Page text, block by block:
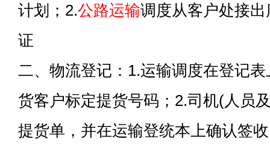
计划；2.公路运输调度从客户处接
证
二、物流登记：1.运输调度在登记
货客户标定提货号码；2.司机(人员
提货单，并在运输登统本上确认签收